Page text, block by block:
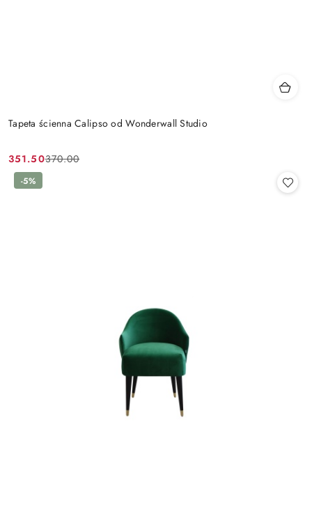
Tapeta ścienna Calipso od Wonderwall Studio
Cena
promocyjna:
351.50
Cena
przed
370.00
-5%